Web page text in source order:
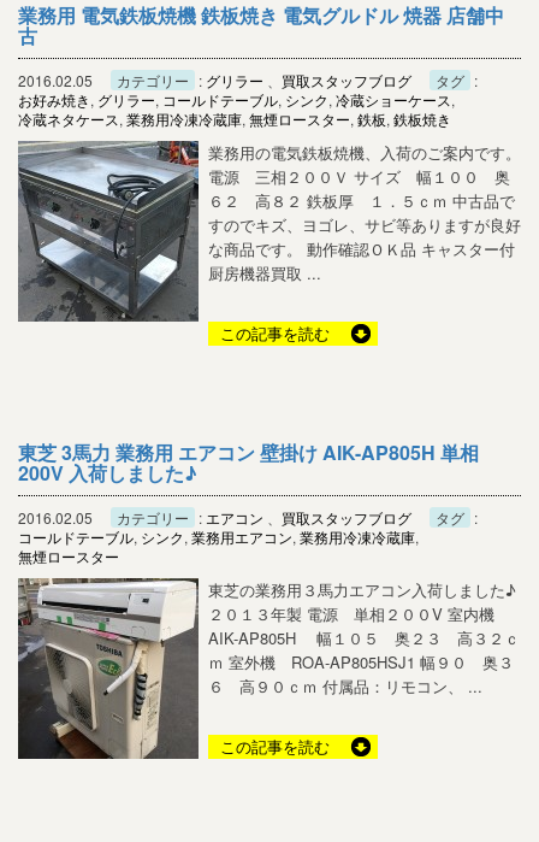
業務用 電気鉄板焼機 鉄板焼き 電気グルドル 焼器 店舗中
古
2016.02.05 カテゴリー : グリラー 買取スタッフブログ タグ :
お好み焼き, グリラー, コールドテーブル, シンク, 冷蔵ショーケース,
冷蔵ネタケース, 業務用冷凍冷蔵庫, 無煙ロースター, 鉄板, 鉄板焼き
業務用の電気鉄板焼機、入荷のご案内です。
電源 三相２００Ｖ サイズ 幅１００ 奥
６２ 高８２ 鉄板厚 １．５ｃｍ 中古品で
すのでキズ、ヨゴレ、サビ等ありますが良好
な商品です。 動作確認ＯＫ品 キャスター付
厨房機器買取 ...
この記事を読む
東芝 3馬力 業務用 エアコン 壁掛け AIK-AP805H 単相
200V 入荷しました♪
2016.02.05 カテゴリー : エアコン 買取スタッフブログ タグ :
コールドテーブル, シンク, 業務用エアコン, 業務用冷凍冷蔵庫,
無煙ロースター
東芝の業務用３馬力エアコン入荷しました♪
２０１３年製 電源 単相２００V 室内機
AIK-AP805H 幅１０５ 奥２３ 高３２ｃ
ｍ 室外機 ROA-AP805HSJ1 幅９０ 奥３
６ 高９０ｃｍ 付属品：リモコン、 ...
この記事を読む